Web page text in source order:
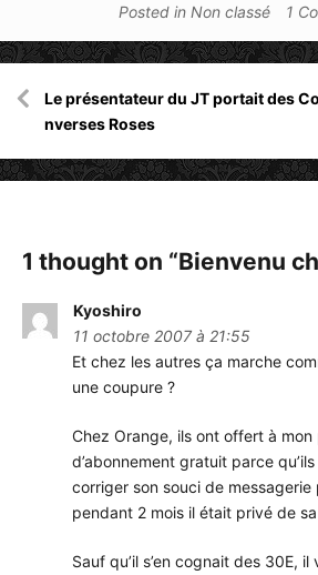
Posted in Non classé 1
de
l’article
Le présentateur du JT portait des Co
nverses Roses
1 thought on “Bienvenu
Kyoshiro
11 octobre 2007 à 21:55
Et chez les autres ça marche
une coupure ?
Chez Orange, ils ont offert à mon
d’abonnement gratuit parce
corriger son souci de messagerie
pendant 2 mois il était privé de
Sauf qu’il s’en cognait des 30E,